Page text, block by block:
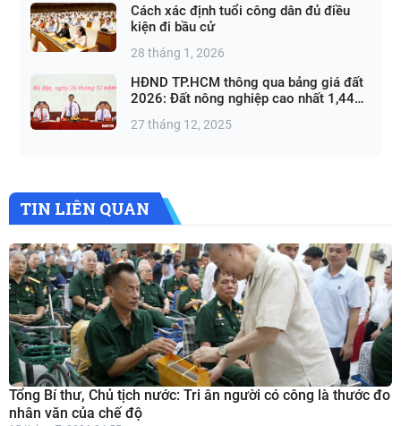
Cách xác định tuổi công dân đủ điều
kiện đi bầu cử
28 tháng 1, 2026
HĐND TP.HCM thông qua bảng giá đất
2026: Đất nông nghiệp cao nhất 1,44
27 tháng 12, 2025
TIN LIÊN QUAN
Tổng Bí thư, Chủ tịch nước: Tri ân người có công là thước đo
nhân văn của chế độ